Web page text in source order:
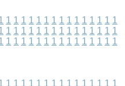
1 1 1 1 1 1 1 1 1 1 1 1 1 1 1
1 1 1 1 1 1 1 1 1 1 1 1 1 1 1
1 1 1 1 1 1 1 1 1 1 1 1 1 1 1
1 1 1 1 1 1 1 1 1 1 1 1 1 1 1